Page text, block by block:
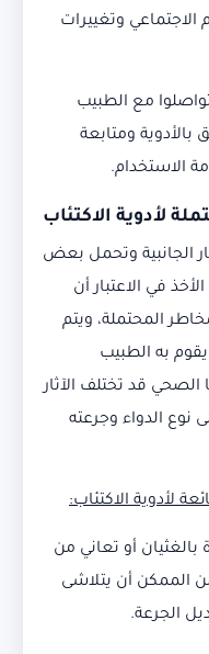
وتغييرات
مع الطبيب
بالأدوية ومتابعة
الاستخدام.
لأدوية الاكتئاب
الجانبية وتحمل بعض
في الاعتبار أن
المحتملة، ويتم
به الطبيب
الصحي قد تختلف الآثار
نوع الدواء وجرعته
لأدوية الاكتئاب:
بالغثيان أو تعاني من
الممكن أن يتلاشى
الجرعة.